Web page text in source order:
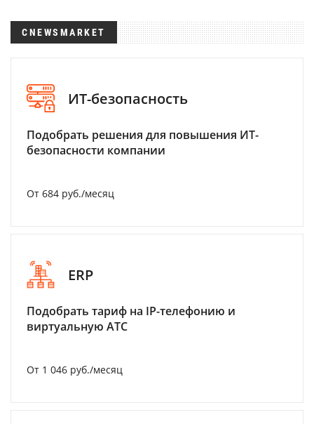
CNEWSMARKET
ИТ-безопасность
Подобрать решения для повышения ИТ-
безопасности компании
От 684 руб./месяц
ERP
Подобрать тариф на IP-телефонию и
виртуальную АТС
От 1 046 руб./месяц